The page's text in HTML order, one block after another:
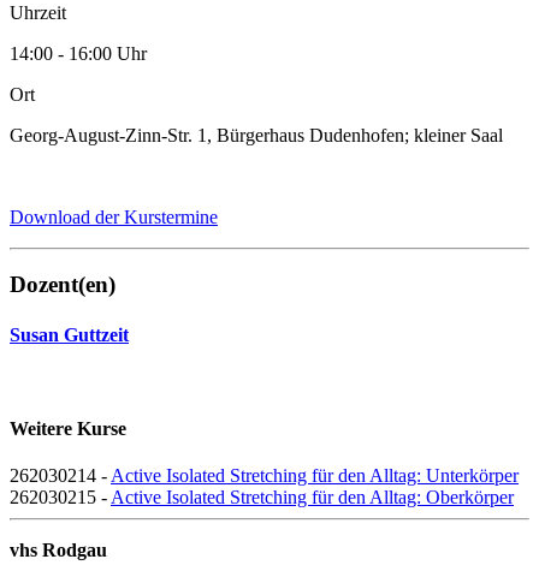
Uhrzeit
14:00 - 16:00 Uhr
Ort
Georg-August-Zinn-Str. 1, Bürgerhaus Dudenhofen; kleiner Saal
Download der Kurstermine
Dozent(en)
Susan Guttzeit
Weitere Kurse
262030214 -Active Isolated Stretching für den Alltag: Unterkörper
262030215 -Active Isolated Stretching für den Alltag: Oberkörper
vhs Rodgau